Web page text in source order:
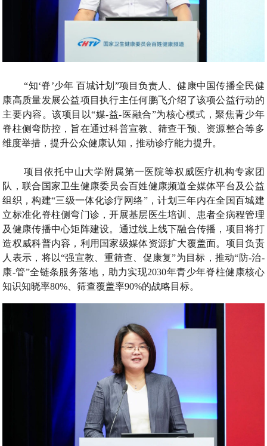
“知‘脊’少年 百城计划”项目负责人、健康中国传播全民健
康高质量发展公益项目执行主任何鹏飞介绍了该项公益行动的
主要内容。该项目以“媒-益-医融合”为核心模式，聚焦青少年
脊柱侧弯防控，旨在通过科普宣教、筛查干预、资源整合等多
维度举措，提升公众健康认知，推动诊疗能力提升。
项目依托中山大学附属第一医院等权威医疗机构专家团
队，联合国家卫生健康委员会百姓健康频道全媒体平台及公益
组织，构建“三级一体化诊疗网络”，计划三年内在全国百城建
立标准化脊柱侧弯门诊，开展基层医生培训、患者全病程管理
及健康传播中心矩阵建设。通过线上线下融合传播，项目将打
造权威科普内容，利用国家级媒体资源扩大覆盖面。项目负责
人表示，将以“强宣教、重筛查、促康复”为目标，推动“防-治-
康-管”全链条服务落地，助力实现2030年青少年脊柱健康核心
知识知晓率80%、筛查覆盖率90%的战略目标。